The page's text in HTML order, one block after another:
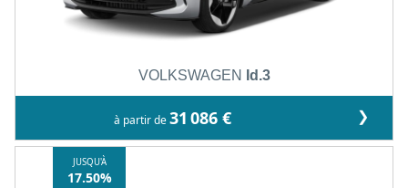
VOLKSWAGEN Id.3
à partir de31 086 € ❯
JUSQU'À
17.50%